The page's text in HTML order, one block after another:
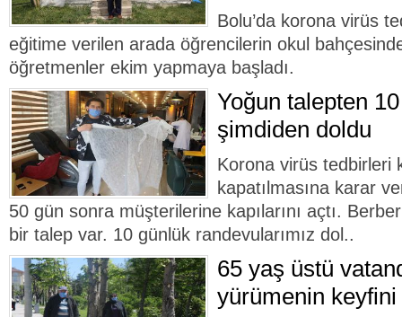
Bolu’da korona virüs
eğitime verilen arada öğrencilerin okul
öğretmenler ekim yapmaya başladı.
Yoğun talepten
şimdiden doldu
Korona virüs tedbirleri
kapatılmasına karar
50 gün sonra müşterilerine kapılarını açtı.
bir talep var. 10 günlük randevularımız dol..
65 yaş üstü
yürümenin keyfini